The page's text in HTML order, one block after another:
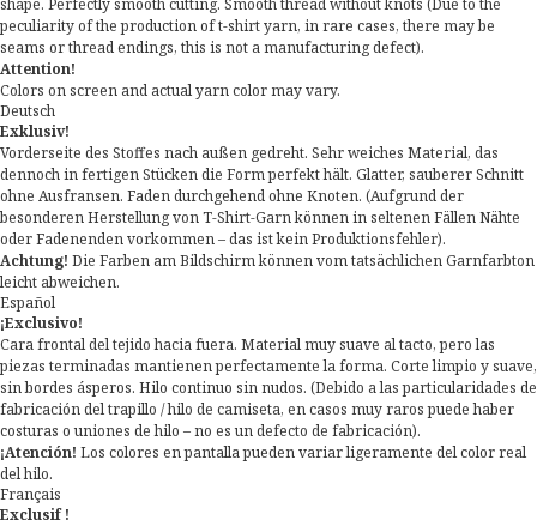
shape. Perfectly smooth cutting. Smooth thread without knots (Due to the
peculiarity of the production of t-shirt yarn, in rare cases, there may be
seams or thread endings, this is not a manufacturing defect).
Attention!
Colors on screen and actual yarn color may vary.
Deutsch
Exklusiv!
Vorderseite des Stoffes nach außen gedreht. Sehr weiches Material, das
dennoch in fertigen Stücken die Form perfekt hält. Glatter, sauberer Schnitt
ohne Ausfransen. Faden durchgehend ohne Knoten. (Aufgrund der
besonderen Herstellung von T-Shirt-Garn können in seltenen Fällen Nähte
oder Fadenenden vorkommen – das ist kein Produktionsfehler).
Achtung! Die Farben am Bildschirm können vom tatsächlichen Garnfarbton
leicht abweichen.
Español
¡Exclusivo!
Cara frontal del tejido hacia fuera. Material muy suave al tacto, pero las
piezas terminadas mantienen perfectamente la forma. Corte limpio y suave,
sin bordes ásperos. Hilo continuo sin nudos. (Debido a las particularidades de
fabricación del trapillo / hilo de camiseta, en casos muy raros puede haber
costuras o uniones de hilo – no es un defecto de fabricación).
¡Atención! Los colores en pantalla pueden variar ligeramente del color real
del hilo.
Français
Exclusif !